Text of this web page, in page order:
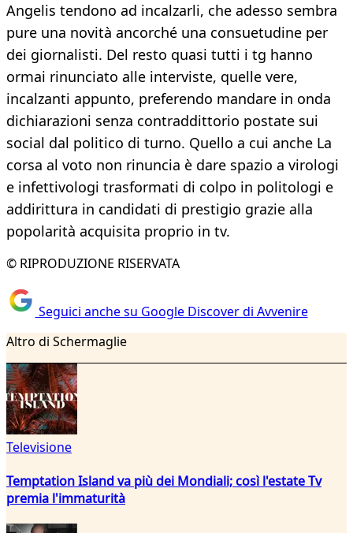
Angelis tendono ad incalzarli, che adesso sembra
pure una novità ancorché una consuetudine per
dei giornalisti. Del resto quasi tutti i tg hanno
ormai rinunciato alle interviste, quelle vere,
incalzanti appunto, preferendo mandare in onda
dichiarazioni senza contraddittorio postate sui
social dal politico di turno. Quello a cui anche La
corsa al voto non rinuncia è dare spazio a virologi
e infettivologi trasformati di colpo in politologi e
addirittura in candidati di prestigio grazie alla
popolarità acquisita proprio in tv.
© RIPRODUZIONE RISERVATA
Seguici anche su Google Discover di Avvenire
Altro di Schermaglie
Televisione
Temptation Island va più dei Mondiali; così l'estate Tv
premia l'immaturità